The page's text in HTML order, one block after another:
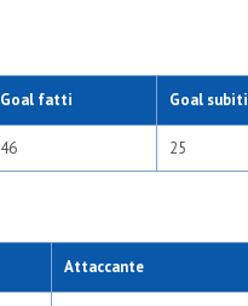
Goal fatti Goal subiti
46 25
Attaccante